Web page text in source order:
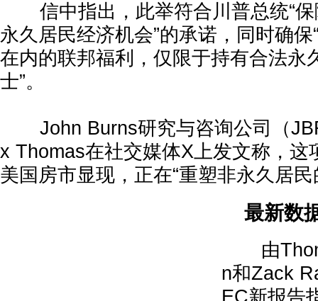
信中指出，此举符合川普总统“保
永久居民经济机会”的承诺，同时确
在内的联邦福利，仅限于持有合法永
士”。
John Burns研究与咨询公司（
x Thomas在社交媒体X上发文称，这
美国房市显现，正在“重塑非永久居
最新数
由
n和Zack
EC新报告